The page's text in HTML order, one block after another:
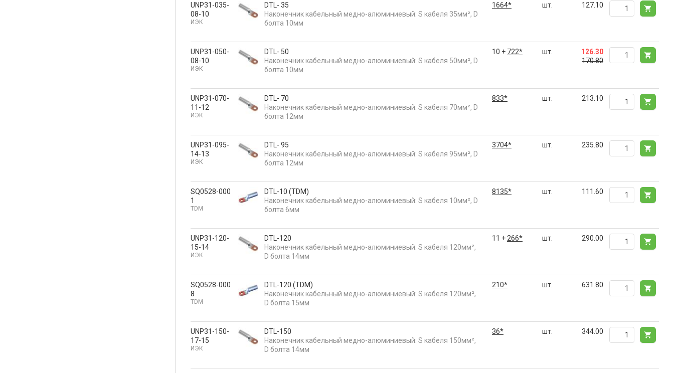
UNP31-035-
08-10
ИЭК
DTL- 35
Наконечник кабельный медно-алюминиевый: S кабеля 35мм², D
болта 10мм
1664* шт. 127.10
UNP31-050-
08-10
ИЭК
DTL- 50
Наконечник кабельный медно-алюминиевый: S кабеля 50мм², D
болта 10мм
10 + 722* шт.
126.30
170.80
UNP31-070-
11-12
ИЭК
DTL- 70
Наконечник кабельный медно-алюминиевый: S кабеля 70мм², D
болта 12мм
833* шт. 213.10
UNP31-095-
14-13
ИЭК
DTL- 95
Наконечник кабельный медно-алюминиевый: S кабеля 95мм², D
болта 12мм
3704* шт. 235.80
SQ0528-000
1
TDM
DTL-10 (TDM)
Наконечник кабельный медно-алюминиевый: S кабеля 10мм², D
болта 6мм
8135* шт. 111.60
UNP31-120-
15-14
ИЭК
DTL-120
Наконечник кабельный медно-алюминиевый: S кабеля 120мм²,
D болта 14мм
11 + 266* шт. 290.00
SQ0528-000
8
TDM
DTL-120 (TDM)
Наконечник кабельный медно-алюминиевый: S кабеля 120мм²,
D болта 15мм
210* шт. 631.80
UNP31-150-
17-15
ИЭК
DTL-150
Наконечник кабельный медно-алюминиевый: S кабеля 150мм²,
D болта 14мм
36* шт. 344.00